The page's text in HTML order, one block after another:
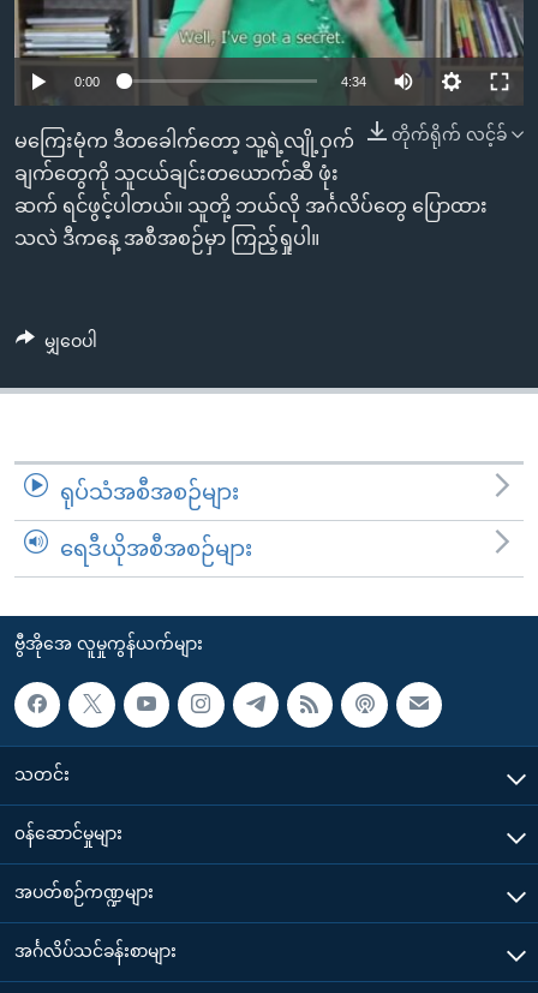
သို့
ကျော်
ကြည့်
ရှာဖွေ
ရန်
နေရာ
သို့
ဗွီအိုအေ လူမှုကွန်ယက်များ
ဘာသာစကားများ
0:00 4:34
တိုက်ရိုက် လင့်ခ်
မကြေးမုံက ဒီတခေါက်တော့ သူ့ရဲ့လျို့ဝှက်
ချက်တွေကို သူငယ်ချင်းတယောက်ဆီ ဖုံး
ဆက် ရင်ဖွင့်ပါတယ်။ သူတို့ ဘယ်လို အင်္ဂလိပ်တွေ ပြောထား
သလဲ ဒီကနေ့ အစီအစဉ်မှာ ကြည့်ရှုပါ။
မျှဝေပါ
ရုပ်သံအစီအစဉ်များ
ရေဒီယိုအစီအစဉ်များ
ဗွီအိုအေ လူမှုကွန်ယက်များ
သတင်း
၀န်ဆောင်မှုများ
အပတ်စဉ်ကဏ္ဍများ
အင်္ဂလိပ်သင်ခန်းစာများ